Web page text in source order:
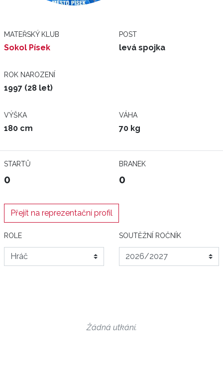
MATEŘSKÝ KLUB
Sokol Písek
POST
levá spojka
ROK NAROZENÍ
1997 (28 let)
VÝŠKA
180 cm
VÁHA
70 kg
STARTŮ
0
BRANEK
0
Přejít na reprezentační profil
ROLE SOUTĚŽNÍ ROČNÍK
Žádná utkání.